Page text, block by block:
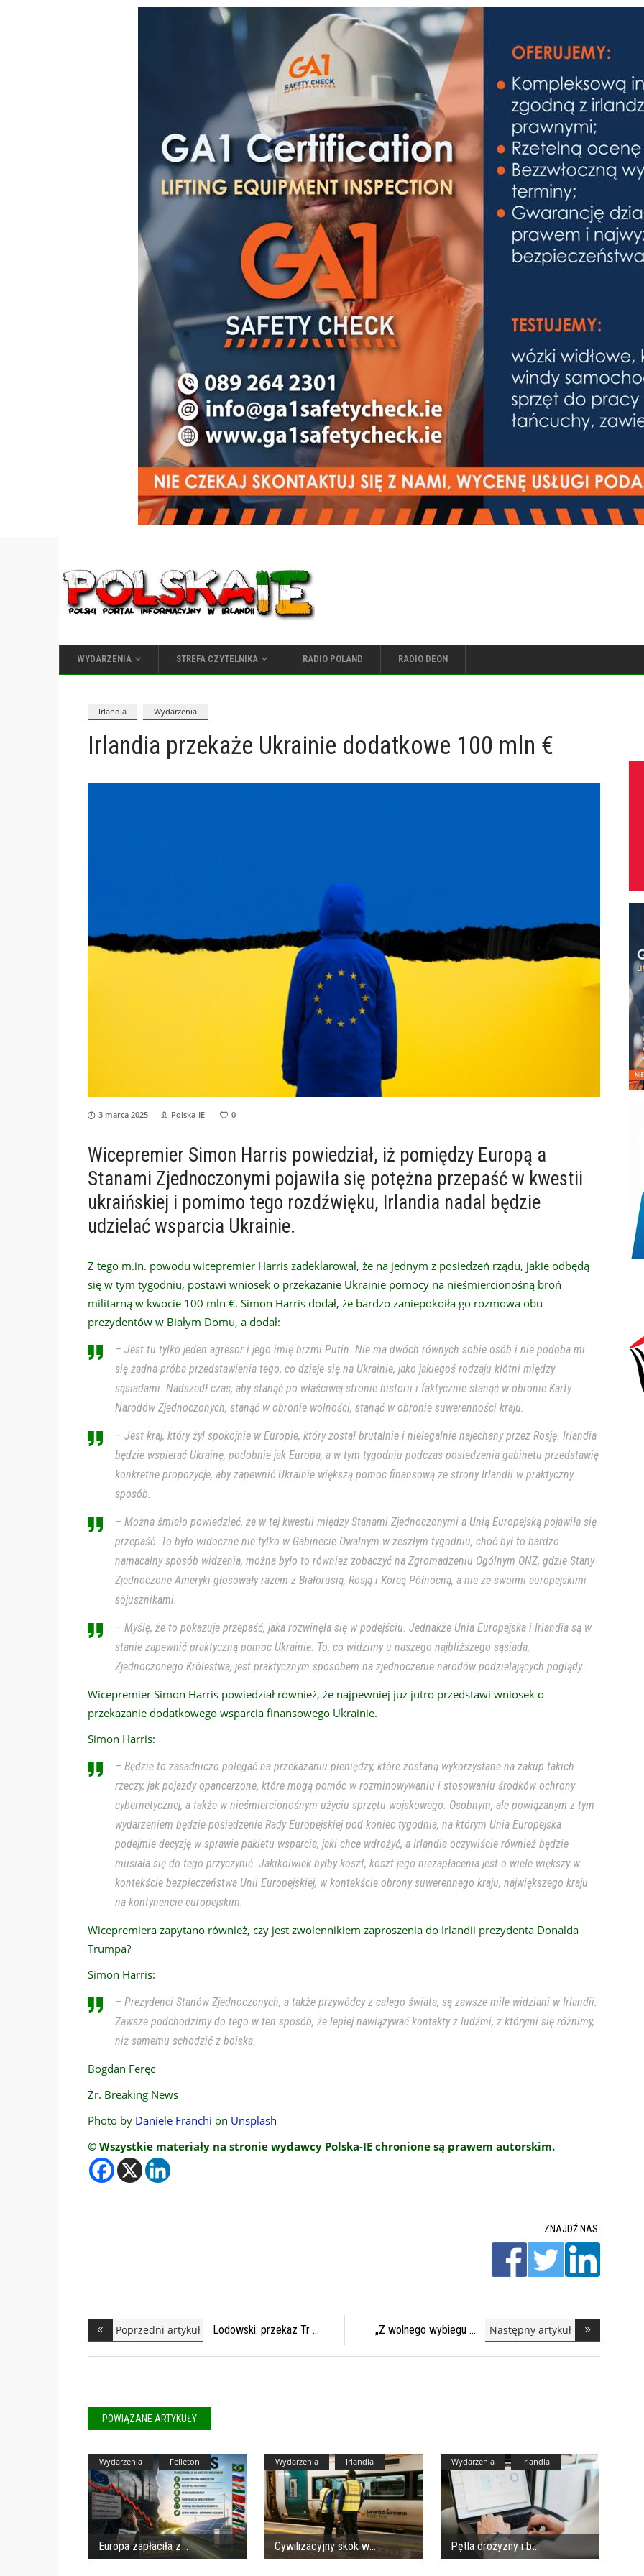
WYDARZENIA STREFA CZYTELNIKA RADIO POLAND RADIO DEON
Irlandia Wydarzenia
Irlandia przekaże Ukrainie dodatkowe 100 mln €
3 marca 2025 Polska-IE 0
Wicepremier Simon Harris powiedział, iż pomiędzy Europą a
Stanami Zjednoczonymi pojawiła się potężna przepaść w kwestii
ukraińskiej i pomimo tego rozdźwięku, Irlandia nadal będzie
udzielać wsparcia Ukrainie.
Z tego m.in. powodu wicepremier Harris zadeklarował, że na jednym z posiedzeń rządu, jakie odbędą
się w tym tygodniu, postawi wniosek o przekazanie Ukrainie pomocy na nieśmiercionośną broń
militarną w kwocie 100 mln €. Simon Harris dodał, że bardzo zaniepokoiła go rozmowa obu
prezydentów w Białym Domu, a dodał:
– Jest tu tylko jeden agresor i jego imię brzmi Putin. Nie ma dwóch równych sobie osób i nie podoba mi
się żadna próba przedstawienia tego, co dzieje się na Ukrainie, jako jakiegoś rodzaju kłótni między
sąsiadami. Nadszedł czas, aby stanąć po właściwej stronie historii i faktycznie stanąć w obronie Karty
Narodów Zjednoczonych, stanąć w obronie wolności, stanąć w obronie suwerenności kraju.
– Jest kraj, który żył spokojnie w Europie, który został brutalnie i nielegalnie najechany przez Rosję. Irlandia
będzie wspierać Ukrainę, podobnie jak Europa, a w tym tygodniu podczas posiedzenia gabinetu przedstawię
konkretne propozycje, aby zapewnić Ukrainie większą pomoc finansową ze strony Irlandii w praktyczny
sposób.
– Można śmiało powiedzieć, że w tej kwestii między Stanami Zjednoczonymi a Unią Europejską pojawiła się
przepaść. To było widoczne nie tylko w Gabinecie Owalnym w zeszłym tygodniu, choć był to bardzo
namacalny sposób widzenia, można było to również zobaczyć na Zgromadzeniu Ogólnym ONZ, gdzie Stany
Zjednoczone Ameryki głosowały razem z Białorusią, Rosją i Koreą Północną, a nie ze swoimi europejskimi
sojusznikami.
– Myślę, że to pokazuje przepaść, jaka rozwinęła się w podejściu. Jednakże Unia Europejska i Irlandia są w
stanie zapewnić praktyczną pomoc Ukrainie. To, co widzimy u naszego najbliższego sąsiada,
Zjednoczonego Królestwa, jest praktycznym sposobem na zjednoczenie narodów podzielających poglądy.
Wicepremier Simon Harris powiedział również, że najpewniej już jutro przedstawi wniosek o
przekazanie dodatkowego wsparcia finansowego Ukrainie.
Simon Harris:
– Będzie to zasadniczo polegać na przekazaniu pieniędzy, które zostaną wykorzystane na zakup takich
rzeczy, jak pojazdy opancerzone, które mogą pomóc w rozminowywaniu i stosowaniu środków ochrony
cybernetycznej, a także w nieśmiercionośnym użyciu sprzętu wojskowego. Osobnym, ale powiązanym z tym
wydarzeniem będzie posiedzenie Rady Europejskiej pod koniec tygodnia, na którym Unia Europejska
podejmie decyzję w sprawie pakietu wsparcia, jaki chce wdrożyć, a Irlandia oczywiście również będzie
musiała się do tego przyczynić. Jakikolwiek byłby koszt, koszt jego niezapłacenia jest o wiele większy w
kontekście bezpieczeństwa Unii Europejskiej, w kontekście obrony suwerennego kraju, największego kraju
na kontynencie europejskim.
Wicepremiera zapytano również, czy jest zwolennikiem zaproszenia do Irlandii prezydenta Donalda
Trumpa?
Simon Harris:
– Prezydenci Stanów Zjednoczonych, a także przywódcy z całego świata, są zawsze mile widziani w Irlandii.
Zawsze podchodzimy do tego w ten sposób, że lepiej nawiązywać kontakty z ludźmi, z którymi się różnimy,
niż samemu schodzić z boiska.
Bogdan Feręc
Źr. Breaking News
Photo by Daniele Franchi on Unsplash
© Wszystkie materiały na stronie wydawcy Polska-IE chronione są prawem autorskim.
ZNAJDŹ NAS:
Poprzedni artykuł Lodowski: przekaz Tr „Z wolnego wybiegu Następny artykuł
POWIĄZANE ARTYKUŁY
Wydarzenia Felieton
Europa zapłaciła z
Wydarzenia Irlandia
Cywilizacyjny skok w
Wydarzenia Irlandia
Pętla drożyzny i b